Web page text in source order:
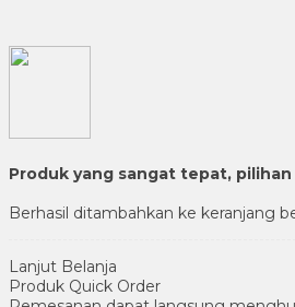
Produk yang sangat tepat, pilihan
Berhasil ditambahkan ke keranjang
Lanjut Belanja
Produk Quick Order